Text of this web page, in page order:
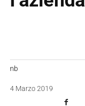
nb
4 Marzo 2019